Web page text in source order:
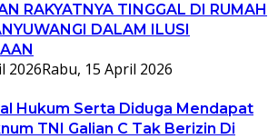
RAKYATNYA TINGGAL DI RUMAH
DALAM ILUSI
2026Rabu, 15 April 2026
Hukum Serta Diduga Mendapat
TNI Galian C Tak Berizin Di